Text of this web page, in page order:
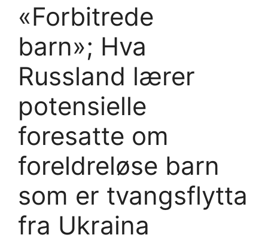
«Forbitrede
barn»; Hva
Russland lærer
potensielle
foresatte om
foreldreløse barn
som er tvangsflytta
fra Ukraina